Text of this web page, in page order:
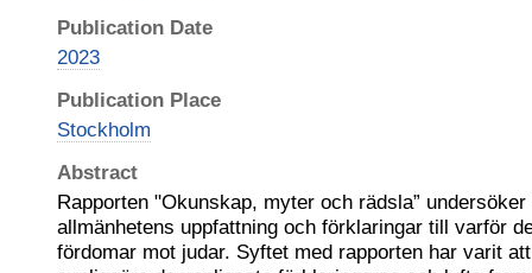
Publication Date
2023
Publication Place
Stockholm
Abstract
Rapporten "Okunskap, myter och rädsla”
allmänhetens uppfattning och förklaringar till varför
fördomar mot judar. Syftet med rapporten har varit